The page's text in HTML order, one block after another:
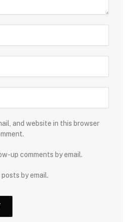
and website in this browser
up comments by email.
by email.